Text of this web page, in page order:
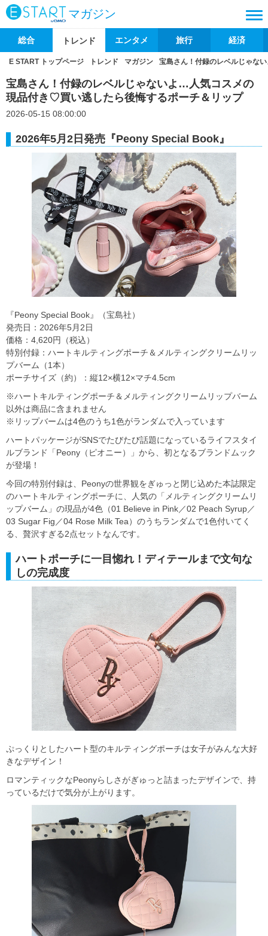
マガジン
総合 トレンド エンタメ 旅行 経済
E START トップページ トレンド マガジン 宝島さん！付録のレベルじゃな
宝島さん！付録のレベルじゃないよ…人気コスメの
現品付き♡買い逃したら後悔するポーチ＆リップ
2026-05-15 08:00:00
2026年5月2日発売『Peony Special Book』
『Peony Special Book』（宝島社）
発売日：2026年5月2日
価格：4,620円（税込）
特別付録：ハートキルティングポーチ＆メルティングクリームリッ
プバーム（1本）
ポーチサイズ（約）：縦12×横12×マチ4.5cm
※ハートキルティングポーチ＆メルティングクリームリップバーム
以外は商品に含まれません
※リップバームは4色のうち1色がランダムで入っています
ハートパッケージがSNSでたびたび話題になっているライフスタイ
ルブランド「Peony（ピオニー）」から、初となるブランドムック
が登場！
今回の特別付録は、Peonyの世界観をぎゅっと閉じ込めた本誌限定
のハートキルティングポーチに、人気の「メルティングクリームリ
ップバーム」の現品が4色（01 Believe in Pink／02 Peach Syrup／
03 Sugar Fig／04 Rose Milk Tea）のうちランダムで1色付いてく
る、贅沢すぎる2点セットなんです。
ハートポーチに一目惚れ！ディテールまで文句な
しの完成度
ぷっくりとしたハート型のキルティングポーチは女子がみんな大好
きなデザイン！
ロマンティックなPeonyらしさがぎゅっと詰まったデザインで、持
っているだけで気分が上がります。